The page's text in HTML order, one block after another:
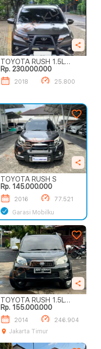
TOYOTA RUSH 1.5L
TRD SPORTIVO A/T
Rp. 230.000.000
2018 25.800
TOYOTA RUSH S
Rp. 145.000.000
2016
77.521
Garasi Mobilku
TOYOTA RUSH 1.5L
TRD SPORTIVO A/T
Rp. 155.000.000
2014
246.904
Jakarta Timur